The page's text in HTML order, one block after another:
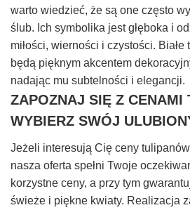
warto wiedzieć, że są one często
ślub. Ich symbolika jest głęboka i
miłości, wierności i czystości.
będą pięknym akcentem
nadając mu subtelności i elegancji.
ZAPOZNAJ SIĘ Z CENAMI
WYBIERZ SWÓJ
Jeżeli interesują Cię ceny
nasza oferta spełni Twoje
korzystne ceny, a przy tym
świeże i piękne kwiaty. Realizacja